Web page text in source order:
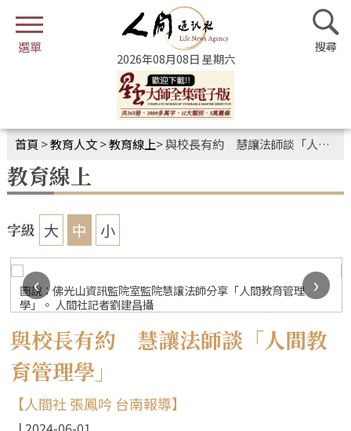
2026年08月08日 星期六
首頁 >教育人文>教育線上>與校長有約 慧讓法師談「人間教育管理學」
教育線上
字級 大 中 小
圖說：佛光山資訊監院室監院慧讓法師分享「人間教育管理
學」。 人間社記者劉建昌攝
‹
›
與校長有約 慧讓法師談「人間教
育管理學」
【人間社 張鳳吟 台南報導】